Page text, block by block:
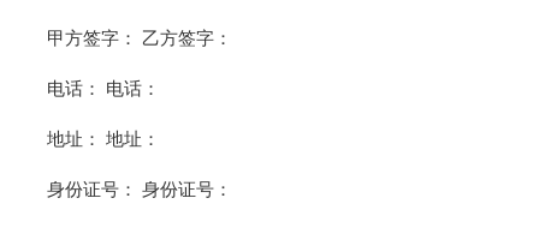
甲方签字： 乙方签字：
电话： 电话：
地址： 地址：
身份证号： 身份证号：